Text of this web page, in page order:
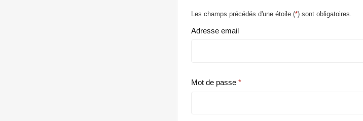
Les champs précédés d'une étoile (*) sont obligatoires.
Adresse email
Mot de passe